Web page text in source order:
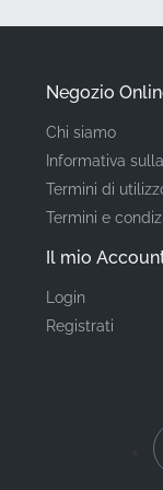
OEM originale
Produttore
montaggio
Trovare la
Negozio
Chi siamo
Informativa
Termini di
Termini e
Il mio
Login
Registrati